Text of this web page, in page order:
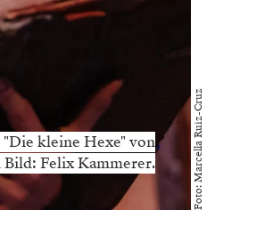
"Die kleine Hexe" von
Felix Kammerer.
Foto: Marcella Ruiz-Cruz